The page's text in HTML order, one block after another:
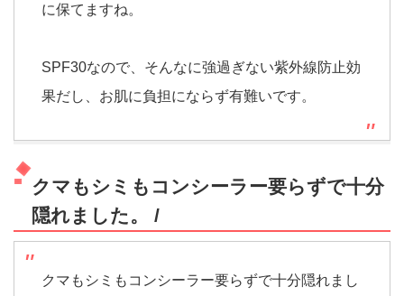
に保てますね。
SPF30なので、そんなに強過ぎない紫外線防止効
果だし、お肌に負担にならず有難いです。
クマもシミもコンシーラー要らずで十分
隠れました。
/
クマもシミもコンシーラー要らずで十分隠れまし